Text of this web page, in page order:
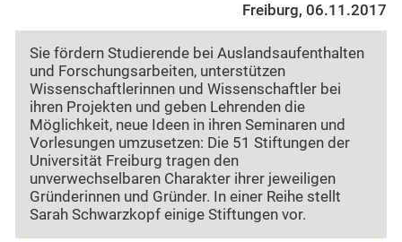
Freiburg, 06.11.2017
Sie fördern Studierende bei Auslandsaufenthalten
und Forschungsarbeiten, unterstützen
Wissenschaftlerinnen und Wissenschaftler bei
ihren Projekten und geben Lehrenden die
Möglichkeit, neue Ideen in ihren Seminaren und
Vorlesungen umzusetzen: Die 51 Stiftungen der
Universität Freiburg tragen den
unverwechselbaren Charakter ihrer jeweiligen
Gründerinnen und Gründer. In einer Reihe stellt
Sarah Schwarzkopf einige Stiftungen vor.